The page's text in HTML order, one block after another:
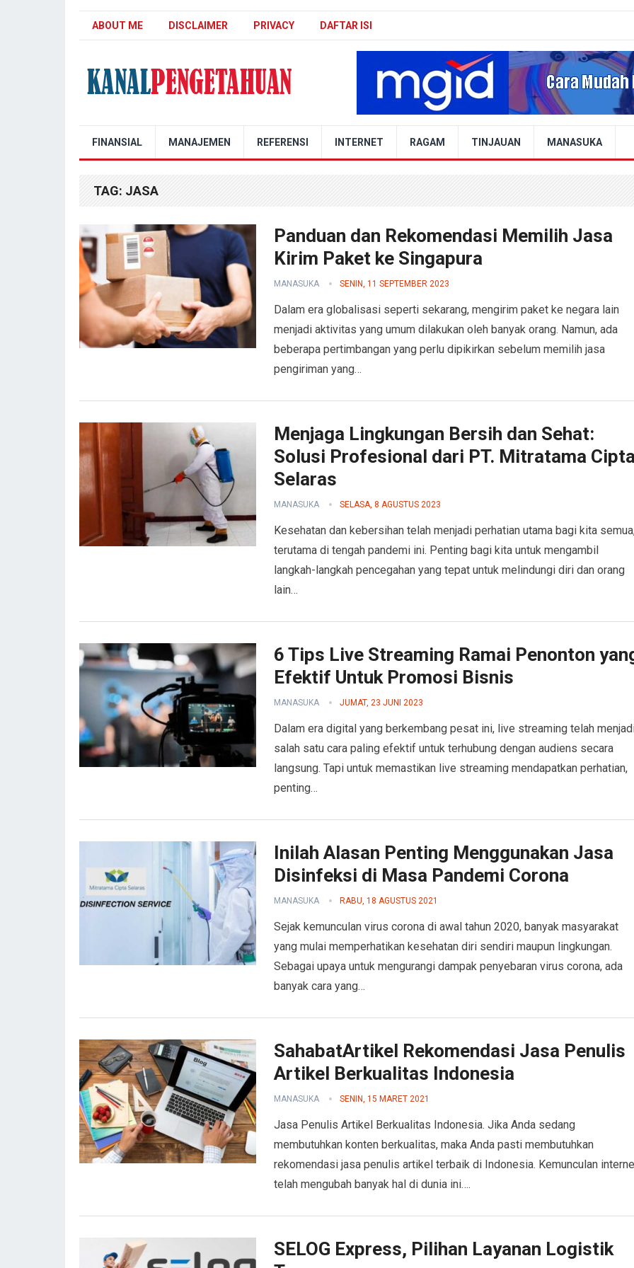
ABOUT ME DISCLAIMER PRIVACY DAFTAR ISI
FINANSIAL MANAJEMEN REFERENSI INTERNET RAGAM TINJAUAN MANASUKA
TAG: JASA
Panduan dan Rekomendasi Memilih Jasa
Kirim Paket ke Singapura
MANASUKA SENIN, 11 SEPTEMBER 2023
Dalam era globalisasi seperti sekarang, mengirim paket ke negara lain
menjadi aktivitas yang umum dilakukan oleh banyak orang. Namun, ada
beberapa pertimbangan yang perlu dipikirkan sebelum memilih jasa
pengiriman yang…
Menjaga Lingkungan Bersih dan Sehat:
Solusi Profesional dari PT. Mitratama
Selaras
MANASUKA SELASA, 8 AGUSTUS 2023
Kesehatan dan kebersihan telah menjadi perhatian utama bagi kita
terutama di tengah pandemi ini. Penting bagi kita untuk mengambil
langkah-langkah pencegahan yang tepat untuk melindungi diri dan orang
lain…
6 Tips Live Streaming Ramai Penonton
Efektif Untuk Promosi Bisnis
MANASUKA JUMAT, 23 JUNI 2023
Dalam era digital yang berkembang pesat ini, live streaming telah
salah satu cara paling efektif untuk terhubung dengan audiens secara
langsung. Tapi untuk memastikan live streaming mendapatkan perhatian,
penting…
Inilah Alasan Penting Menggunakan Jasa
Disinfeksi di Masa Pandemi Corona
MANASUKA RABU, 18 AGUSTUS 2021
Sejak kemunculan virus corona di awal tahun 2020, banyak masyarakat
yang mulai memperhatikan kesehatan diri sendiri maupun lingkungan.
Sebagai upaya untuk mengurangi dampak penyebaran virus corona, ada
banyak cara yang…
SahabatArtikel Rekomendasi Jasa Penulis
Artikel Berkualitas Indonesia
MANASUKA SENIN, 15 MARET 2021
Jasa Penulis Artikel Berkualitas Indonesia. Jika Anda sedang
membutuhkan konten berkualitas, maka Anda pasti membutuhkan
rekomendasi jasa penulis artikel terbaik di Indonesia. Kemunculan
telah mengubah banyak hal di dunia ini….
SELOG Express, Pilihan Layanan Logistik